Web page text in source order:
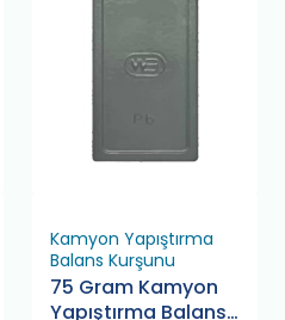
Kamyon Yapıştırma
Balans Kurşunu
75 Gram Kamyon
Yapıştırma Balans